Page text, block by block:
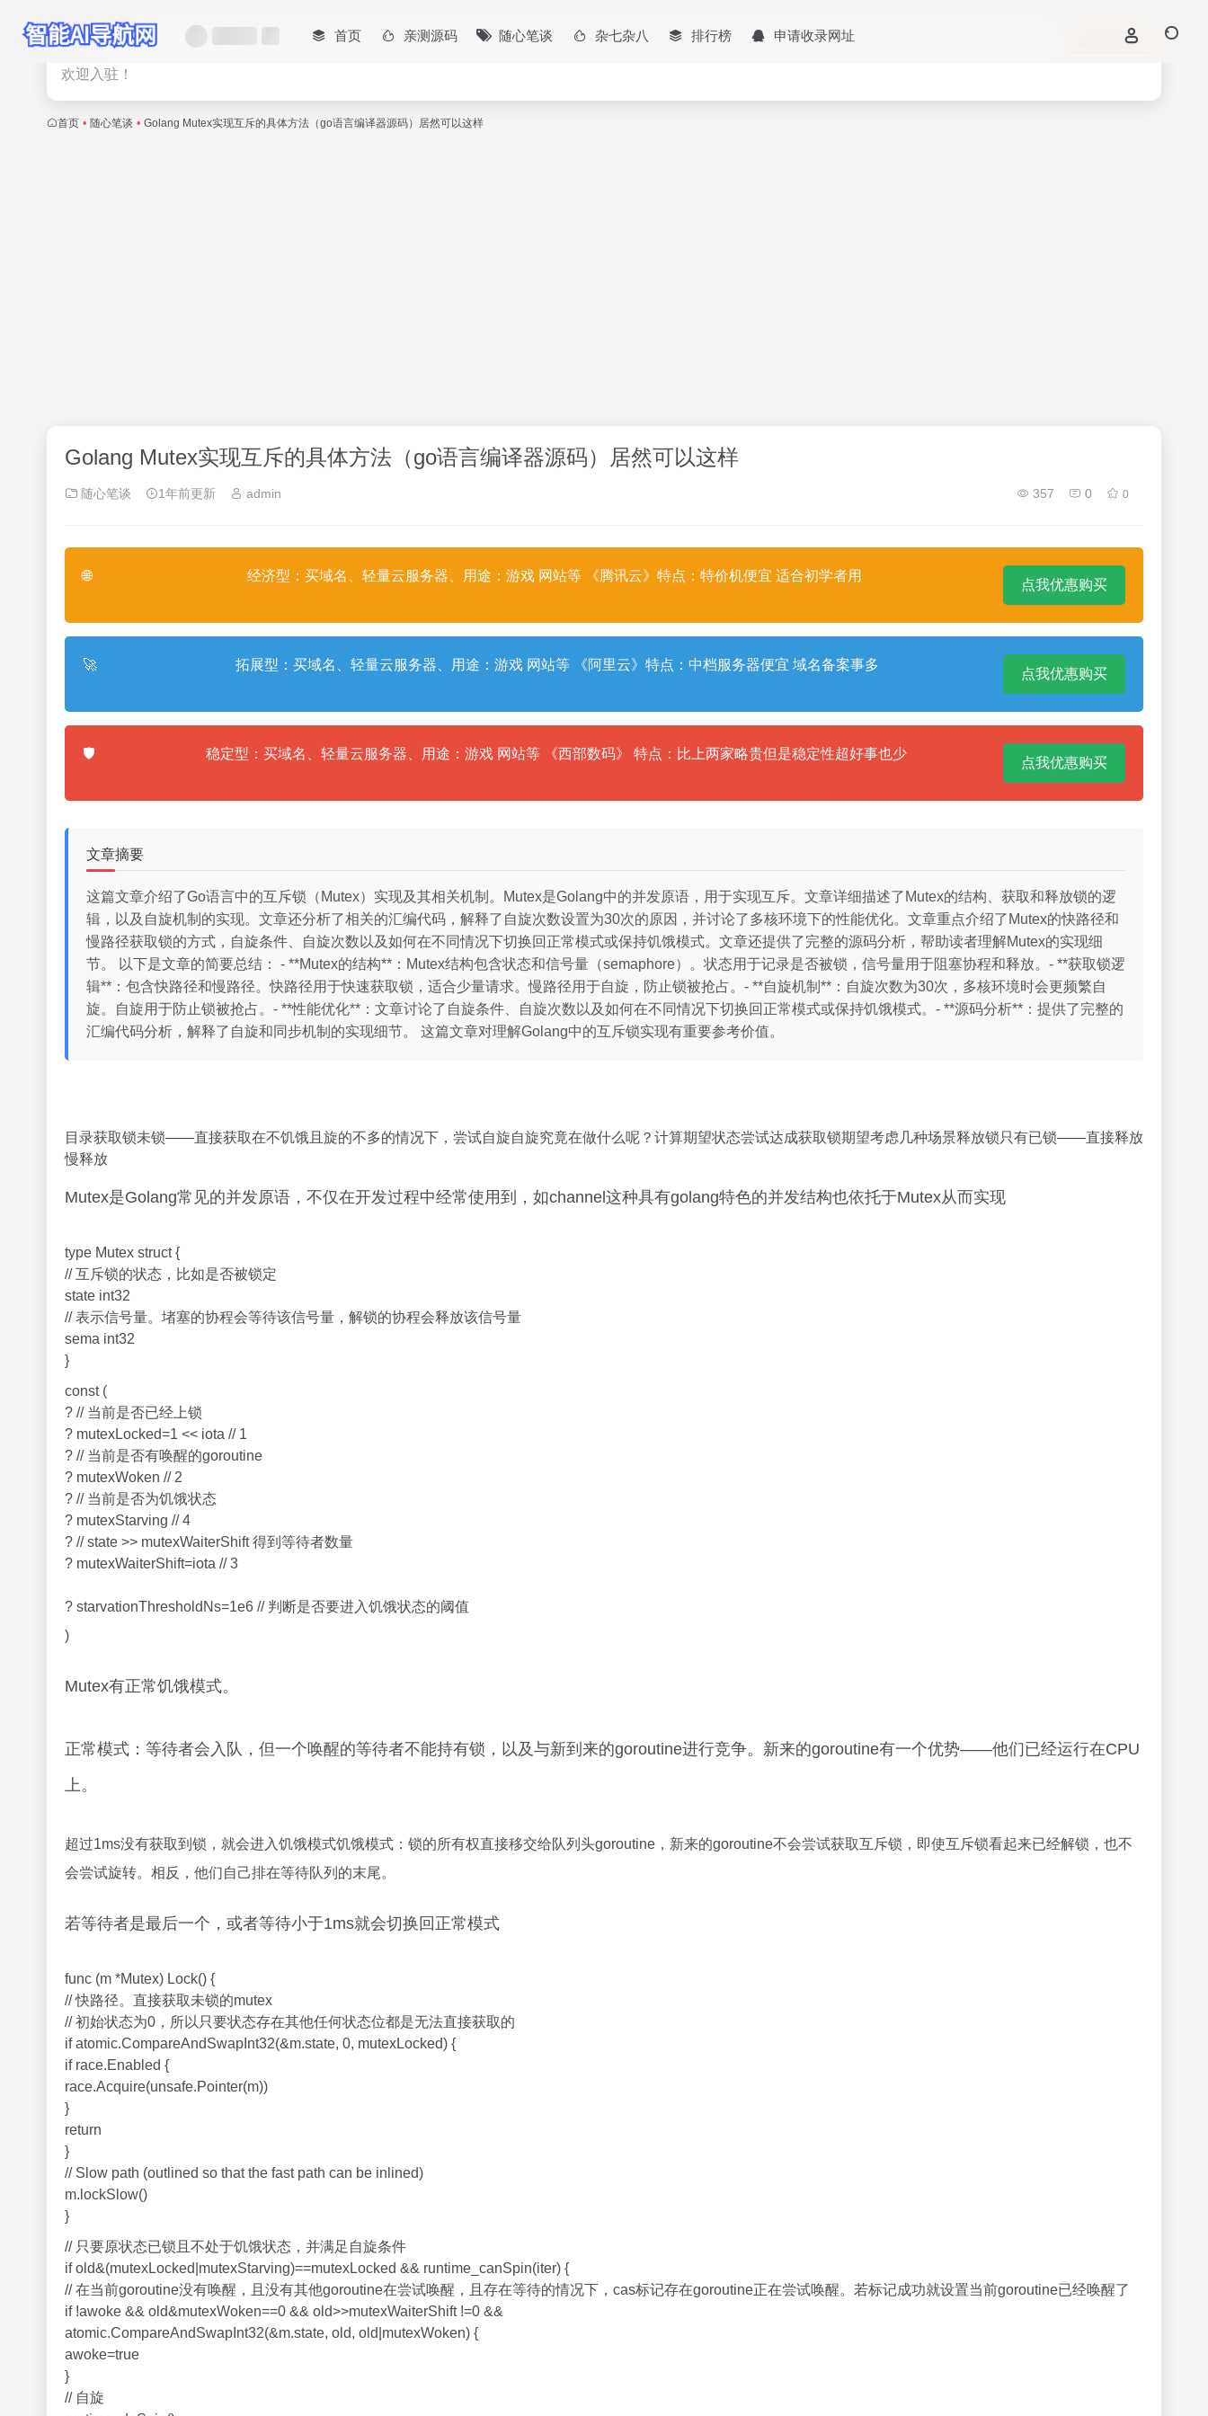
首页 亲测源码 随心笔谈 杂七杂八 排行榜 申请收录网址
热门 立即入驻
欢迎入驻！
首页 • 随心笔谈 • Golang Mutex实现互斥的具体方法（go语言编译器源码）居然可以这样
Golang Mutex实现互斥的具体方法（go语言编译器源码）居然可以这样
随心笔谈 1年前更新 admin 357 0 0
🌐 经济型：买域名、轻量云服务器、用途：游戏 网站等 《腾讯云》特点：特价机便宜 适合初学者用
点我优惠购买
🚀 拓展型：买域名、轻量云服务器、用途：游戏 网站等 《阿里云》特点：中档服务器便宜 域名备案事多
点我优惠购买
🛡️ 稳定型：买域名、轻量云服务器、用途：游戏 网站等 《西部数码》 特点：比上两家略贵但是稳定性超好事也少
点我优惠购买
文章摘要
这篇文章介绍了Go语言中的互斥锁（Mutex）实现及其相关机制。Mutex是Golang中的并发原语，用于实现互斥。文章详细描述了Mutex的结构、获取和释放锁的逻
辑，以及自旋机制的实现。文章还分析了相关的汇编代码，解释了自旋次数设置为30次的原因，并讨论了多核环境下的性能优化。文章重点介绍了Mutex的快路径和
慢路径获取锁的方式，自旋条件、自旋次数以及如何在不同情况下切换回正常模式或保持饥饿模式。文章还提供了完整的源码分析，帮助读者理解Mutex的实现细
节。 以下是文章的简要总结： - **Mutex的结构**：Mutex结构包含状态和信号量（semaphore）。状态用于记录是否被锁，信号量用于阻塞协程和释放。- **获取锁逻
辑**：包含快路径和慢路径。快路径用于快速获取锁，适合少量请求。慢路径用于自旋，防止锁被抢占。- **自旋机制**：自旋次数为30次，多核环境时会更频繁自
旋。自旋用于防止锁被抢占。- **性能优化**：文章讨论了自旋条件、自旋次数以及如何在不同情况下切换回正常模式或保持饥饿模式。- **源码分析**：提供了完整的
汇编代码分析，解释了自旋和同步机制的实现细节。 这篇文章对理解Golang中的互斥锁实现有重要参考价值。
目录获取锁未锁——直接获取在不饥饿且旋的不多的情况下，尝试自旋自旋究竟在做什么呢？计算期望状态尝试达成获取锁期望考虑几种场景释放锁只有已锁——直接释放
慢释放
Mutex是Golang常见的并发原语，不仅在开发过程中经常使用到，如channel这种具有golang特色的并发结构也依托于Mutex从而实现
type Mutex struct {
// 互斥锁的状态，比如是否被锁定
state int32
// 表示信号量。堵塞的协程会等待该信号量，解锁的协程会释放该信号量
sema int32
}
const (
? // 当前是否已经上锁
? mutexLocked=1 << iota // 1
? // 当前是否有唤醒的goroutine
? mutexWoken // 2
? // 当前是否为饥饿状态
? mutexStarving // 4
? // state >> mutexWaiterShift 得到等待者数量
? mutexWaiterShift=iota // 3
? starvationThresholdNs=1e6 // 判断是否要进入饥饿状态的阈值
)
Mutex有正常饥饿模式。
正常模式：等待者会入队，但一个唤醒的等待者不能持有锁，以及与新到来的goroutine进行竞争。新来的goroutine有一个优势——他们已经运行在CPU
上。
超过1ms没有获取到锁，就会进入饥饿模式饥饿模式：锁的所有权直接移交给队列头goroutine，新来的goroutine不会尝试获取互斥锁，即使互斥锁看起来已经解锁，也不
会尝试旋转。相反，他们自己排在等待队列的末尾。
若等待者是最后一个，或者等待小于1ms就会切换回正常模式
func (m *Mutex) Lock() {
// 快路径。直接获取未锁的mutex
// 初始状态为0，所以只要状态存在其他任何状态位都是无法直接获取的
if atomic.CompareAndSwapInt32(&m.state, 0, mutexLocked) {
if race.Enabled {
race.Acquire(unsafe.Pointer(m))
}
return
}
// Slow path (outlined so that the fast path can be inlined)
m.lockSlow()
}
// 只要原状态已锁且不处于饥饿状态，并满足自旋条件
if old&(mutexLocked|mutexStarving)==mutexLocked && runtime_canSpin(iter) {
// 在当前goroutine没有唤醒，且没有其他goroutine在尝试唤醒，且存在等待的情况下，cas标记存在goroutine正在尝试唤醒。若标记成功就设置当前goroutine已经唤醒了
if !awoke && old&mutexWoken==0 && old>>mutexWaiterShift !=0 &&
atomic.CompareAndSwapInt32(&m.state, old, old|mutexWoken) {
awoke=true
}
// 自旋